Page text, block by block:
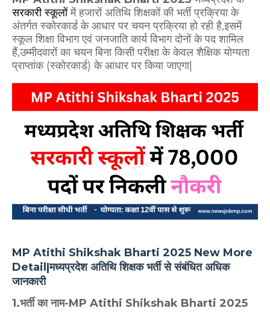
सरकारी स्कूलोंमेंहजारों अतिथि शिक्षकों की भर्ती प्रक्रिया के
अंतर्गतस्कोरकार्ड के आधार पर चयन प्रक्रिया हो रही है,इसमें
स्कूल शिक्षा विभाग एवं जनजाति कार्य विभाग दोनों के पद शामिल
हैं,उम्मीदवारों का चयन बिना किसी परीक्षा के केवल शैक्षिक योग्यता
प्राप्तांक (स्कोरकार्ड) के आधार पर किया जाएगा|
MP Atithi Shikshak Bharti 2025 New More
Detail|मध्यप्रदेश अतिथि शिक्षक भर्ती से संबंधित अधिक
जानकारी
1.भर्ती का नाम-MP Atithi Shikshak Bharti 2025